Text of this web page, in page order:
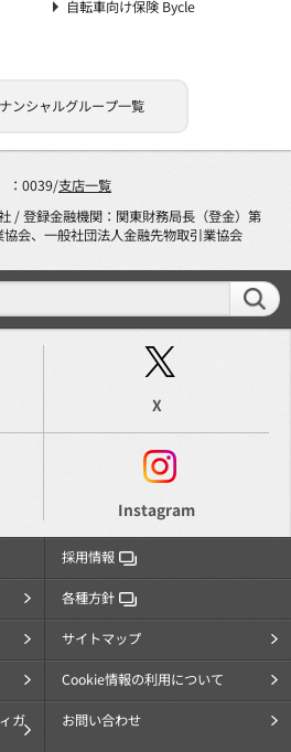
自転車向け保険 Bycle
ンシャルグループ一覧
：0039/支店一覧
）第
券業協会、一般社団法人金融先物取引業協会
X
Instagram
採用情報
各種方針
サイトマップ
Cookie情報の利用について
ガ
お問い合わせ